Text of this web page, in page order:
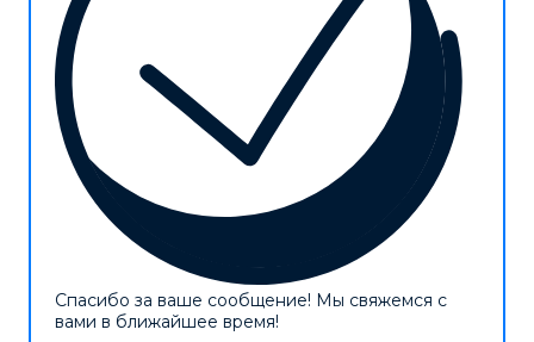
Спасибо за ваше сообщение! Мы свяжемся с
вами в ближайшее время!